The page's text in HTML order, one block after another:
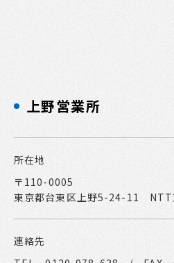
上野営業所
所在地
〒110-0005
東京都台東区上野5-24-11 NTT
連絡先